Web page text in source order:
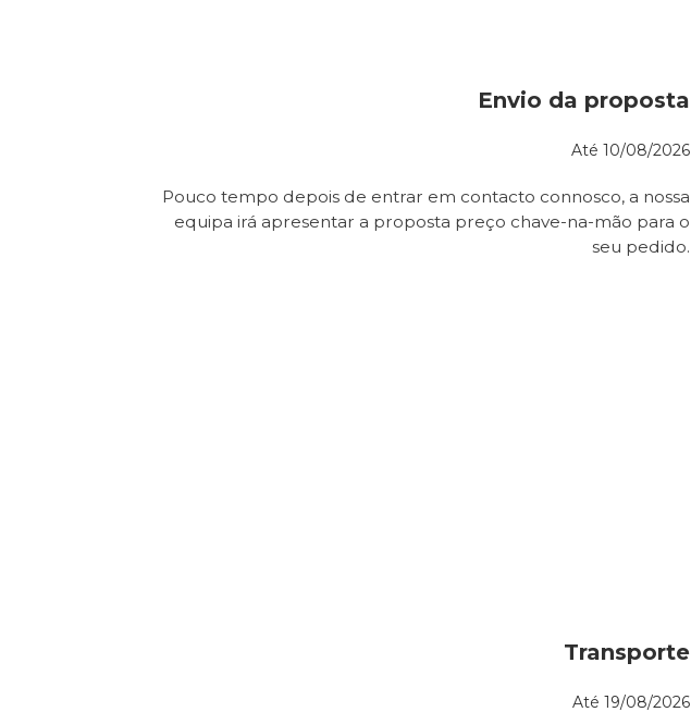
Envio da proposta
Até 10/08/2026
Pouco tempo depois de entrar em contacto connosco, a nossa
equipa irá apresentar a proposta preço chave-na-mão para o
seu pedido.
Transporte
Até 19/08/2026